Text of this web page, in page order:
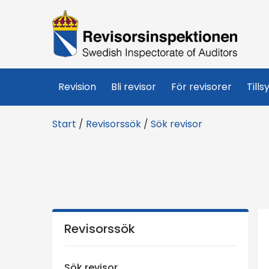
R
e
v
i
r
Revision Bli revisor För revisorer
Start / Revisorssök / Sök revisor
Revisorssök